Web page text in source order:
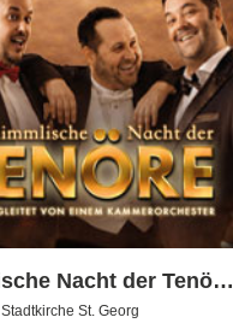
Nacht der Tenöre
- Live und ohne
St. Georg